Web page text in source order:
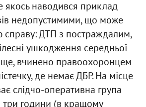
наводився приклад
недопустимими, що може
справу: ДТП з постраждалим,
ушкодження середньої
вчинено правоохоронцем
де немає ДБР. На місце
слідчо-оперативна група
три години (в кращому